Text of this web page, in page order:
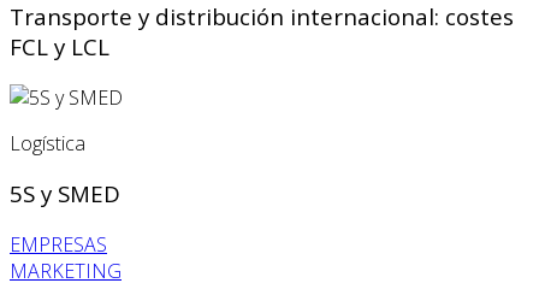
Transporte y distribución internacional: costes
FCL y LCL
Logística
5S y SMED
EMPRESAS
MARKETING